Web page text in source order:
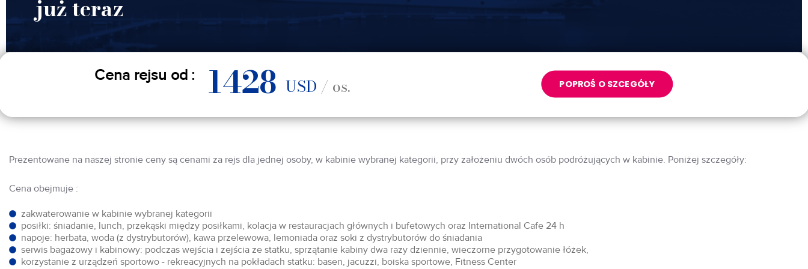
już teraz
Cena rejsu od : 1428USD / os. POPROŚ O SZCEGÓŁY
Prezentowane na naszej stronie ceny są cenami za rejs dla jednej osoby, w kabinie wybranej kategorii, przy założeniu dwóch osób podróżujących w kabinie. Poniżej szczegóły:
Cena obejmuje :
zakwaterowanie w kabinie wybranej kategorii
posiłki: śniadanie, lunch, przekąski między posiłkami, kolacja w restauracjach głównych i bufetowych oraz International Cafe 24 h
napoje: herbata, woda (z dystrybutorów), kawa przelewowa, lemoniada oraz soki z dystrybutorów do śniadania
serwis bagażowy i kabinowy: podczas wejścia i zejścia ze statku, sprzątanie kabiny dwa razy dziennie, wieczorne przygotowanie łóżek,
korzystanie z urządzeń sportowo - rekreacyjnych na pokładach statku: basen, jacuzzi, boiska sportowe, Fitness Center